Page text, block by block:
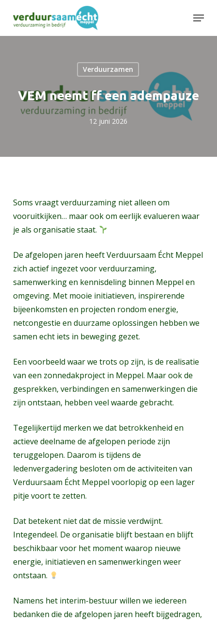
main
Menu
Verduurzamen
VEM neemt ff een adempauze
12 juni 2026
Soms vraagt verduurzaming niet alleen om
vooruitkijken… maar ook om eerlijk evalueren waar
je als organisatie staat.
De afgelopen jaren heeft Verduursaam Écht Meppel
zich actief ingezet voor verduurzaming,
samenwerking en kennisdeling binnen Meppel en
omgeving. Met mooie initiatieven, inspirerende
bijeenkomsten en projecten rondom energie,
netcongestie en duurzame oplossingen hebben we
samen echt iets in beweging gezet.
Een voorbeeld waar we trots op zijn, is de realisatie
van een zonnedakproject in Meppel. Maar ook de
gesprekken, verbindingen en samenwerkingen die
zijn ontstaan, hebben veel waarde gebracht.
Tegelijkertijd merken we dat betrokkenheid en
actieve deelname de afgelopen periode zijn
teruggelopen. Daarom is tijdens de
ledenvergadering besloten om de activiteiten van
Verduursaam Écht Meppel voorlopig op een lager
pitje voort te zetten.
Dat betekent niet dat de missie verdwijnt.
Integendeel. De organisatie blijft bestaan en blijft
beschikbaar voor het moment waarop nieuwe
energie, initiatieven en samenwerkingen weer
ontstaan.
Namens het interim-bestuur willen we iedereen
bedanken die de afgelopen jaren heeft bijgedragen,